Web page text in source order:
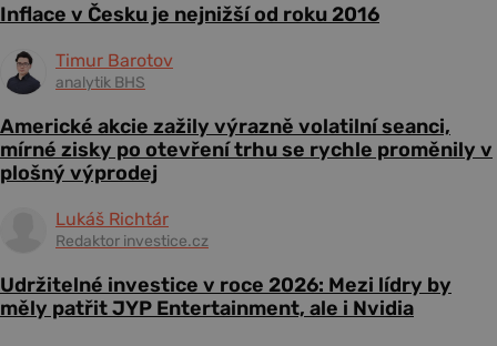
Inflace v Česku je nejnižší od roku 2016
Timur Barotov
analytik BHS
Americké akcie zažily výrazně volatilní seanci,
mírné zisky po otevření trhu se rychle proměnily v
plošný výprodej
Lukáš Richtár
Redaktor investice.cz
Udržitelné investice v roce 2026: Mezi lídry by
měly patřit JYP Entertainment, ale i Nvidia